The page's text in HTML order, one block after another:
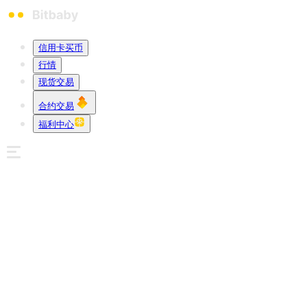
信用卡买币
行情
现货交易
合约交易
福利中心